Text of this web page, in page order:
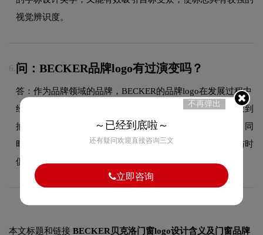
视觉辨识度。
6. 问：BECKER品牌logo有过演变吗？
答：作为品牌领域的品牌，BECKER的品牌logo在发展过程中
经历了持续优化与迭代，整体呈现出从复杂到简约、从具象到
抽象的现代化演变趋势。每一次更新都紧跟时代审美潮流，同
时保持品牌核心识别元素的延续性，使品牌视觉形象始终与时
俱进，历久弥新。
本文标题和链接 BECKER贝克洛门窗logo设计含义及门窗品牌
不再弹出
～已经到底啦～
还有疑问欢迎直接咨询三文
立即咨询